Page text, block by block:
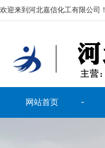
欢迎来到河北嘉信化工有限公司！
网站首页